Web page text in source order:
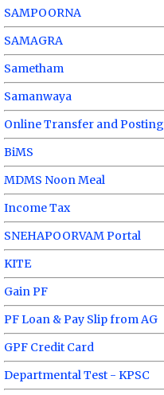
SAMPOORNA
SAMAGRA
Sametham
Samanwaya
Online Transfer and Posting
BiMS
MDMS Noon Meal
Income Tax
SNEHAPOORVAM Portal
KITE
Gain PF
PF Loan & Pay Slip from AG
GPF Credit Card
Departmental Test - KPSC